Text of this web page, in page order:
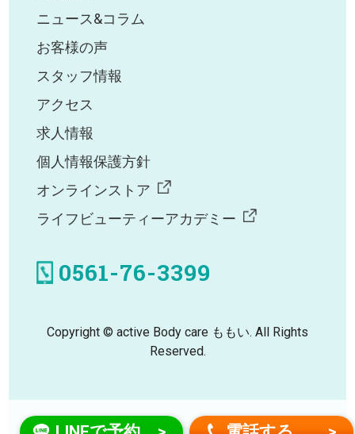
ニュース&コラム
お客様の声
スタッフ情報
アクセス
求人情報
個人情報保護方針
オンラインストア
ライフビューティーアカデミー
0561-76-3399
Copyright © active Body care ももい. All Rights
Reserved.